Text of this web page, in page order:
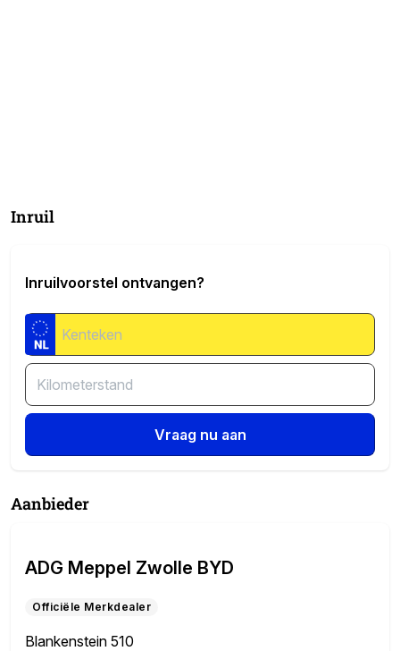
Inruil
Inruilvoorstel ontvangen?
Vraag nu aan
Aanbieder
ADG Meppel Zwolle BYD
Officiële Merkdealer
Blankenstein 510